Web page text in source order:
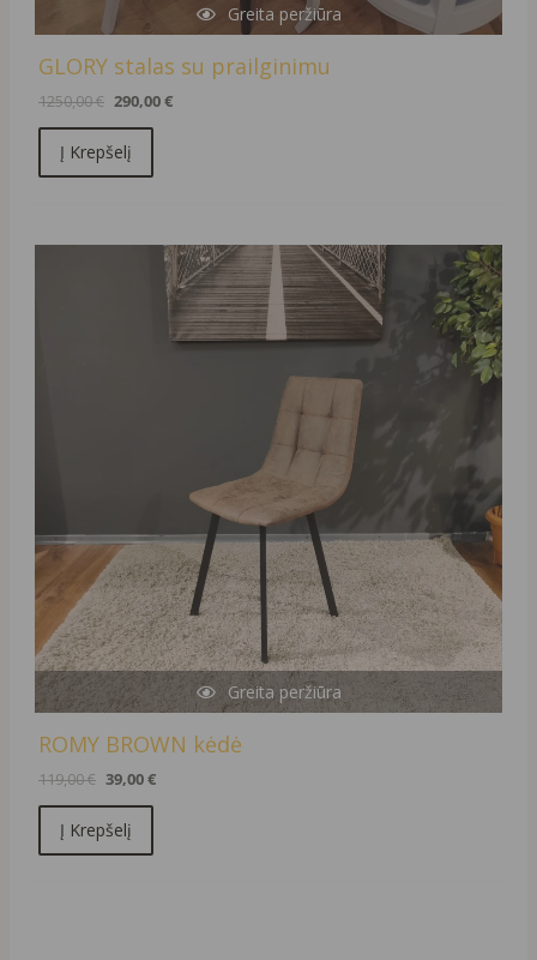
Greita peržiūra
GLORY stalas su prailginimu
1250,00€ 290,00€
Į Krepšelį
Greita peržiūra
ROMY BROWN kėdė
119,00€ 39,00€
Current
price
is:
39,00 €.
Į Krepšelį